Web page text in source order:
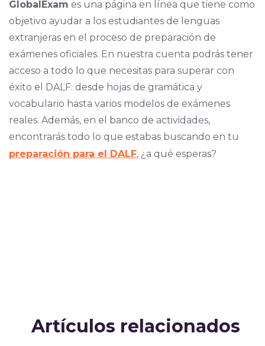
GlobalExam es una página en línea que tiene como
objetivo ayudar a los estudiantes de lenguas
extranjeras en el proceso de preparación de
exámenes oficiales. En nuestra cuenta podrás tener
acceso a todo lo que necesitas para superar con
éxito el DALF: desde hojas de gramática y
vocabulario hasta varios modelos de exámenes
reales. Además, en el banco de actividades,
encontrarás todo lo que estabas buscando en tu
preparación para el DALF, ¿a qué esperas?
Artículos relacionados